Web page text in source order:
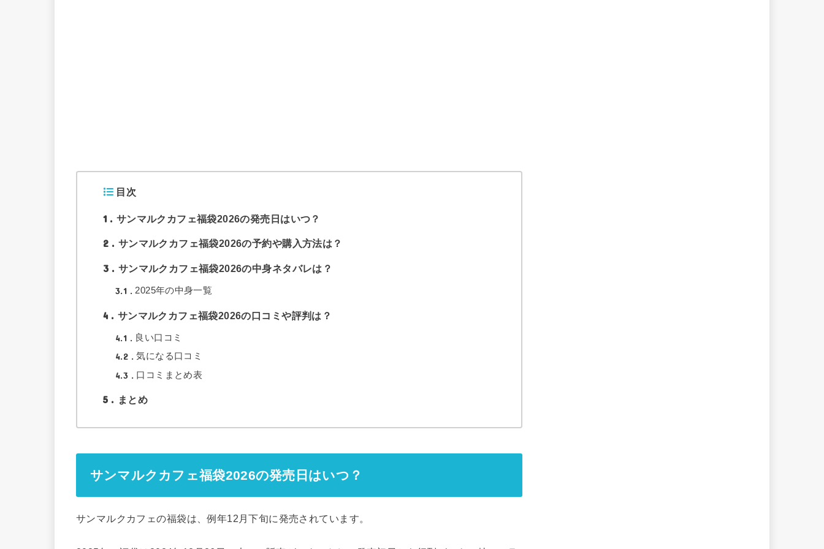
目次
1 サンマルクカフェ福袋2026の発売日はいつ？
2 サンマルクカフェ福袋2026の予約や購入方法は？
3 サンマルクカフェ福袋2026の中身ネタバレは？
3.1 2025年の中身一覧
4 サンマルクカフェ福袋2026の口コミや評判は？
4.1 良い口コミ
4.2 気になる口コミ
4.3 口コミまとめ表
5 まとめ
サンマルクカフェ福袋2026の発売日はいつ？
サンマルクカフェの福袋は、例年12月下旬に発売されています。